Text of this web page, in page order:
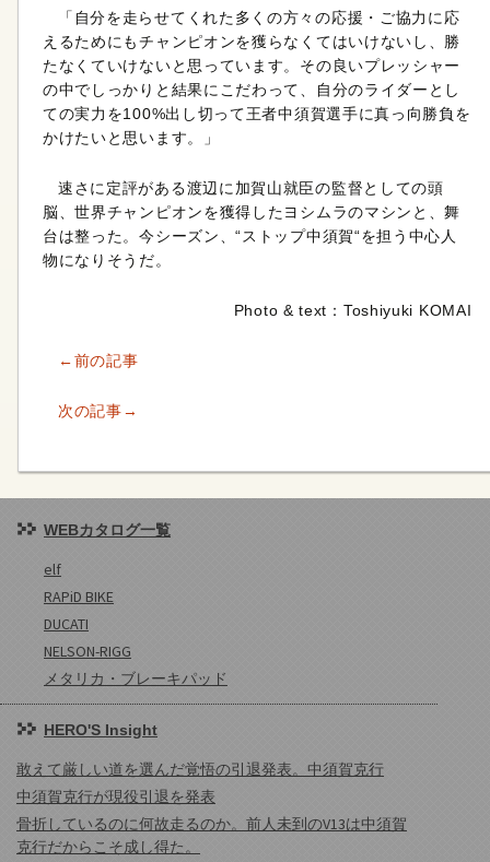
「自分を走らせてくれた多くの方々の応援・ご協力に応
えるためにもチャンピオンを獲らなくてはいけないし、勝
たなくていけないと思っています。その良いプレッシャー
の中でしっかりと結果にこだわって、自分のライダーとし
ての実力を100%出し切って王者中須賀選手に真っ向勝負を
かけたいと思います。」
速さに定評がある渡辺に加賀山就臣の監督としての頭
脳、世界チャンピオンを獲得したヨシムラのマシンと、舞
台は整った。今シーズン、“ストップ中須賀“を担う中心人
物になりそうだ。
Photo & text：Toshiyuki KOMAI
←前の記事
次の記事→
WEBカタログ一覧
elf
RAPiD BIKE
DUCATI
NELSON-RIGG
メタリカ・ブレーキパッド
HERO'S Insight
敢えて厳しい道を選んだ覚悟の引退発表。中須賀克行
中須賀克行が現役引退を発表
骨折しているのに何故走るのか。前人未到のV13は中須賀
克行だからこそ成し得た。